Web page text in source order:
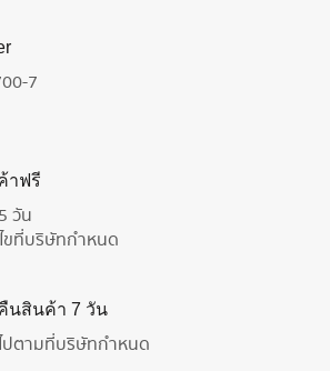
7
าฟรี
วัน
ขที่บริษัทกำหนด
นสินค้า 7 วัน
ไปตามที่บริษัทกำหนด